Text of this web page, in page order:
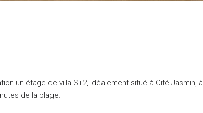
un étage de villa S+2, idéalement situé à Cité Jasmin, à
de la plage.